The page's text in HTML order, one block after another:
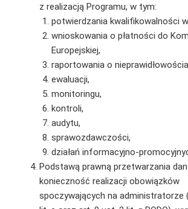
z realizacją Programu, w tym:
potwierdzania kwalifikowalności
wnioskowania o płatności do
Europejskiej,
raportowania o
ewaluacji,
monitoringu,
kontroli,
audytu,
sprawozdawczości,
działań informacyjno-
Podstawą prawną przetwarzania
konieczność realizacji obowiązków
spoczywających na administratorze